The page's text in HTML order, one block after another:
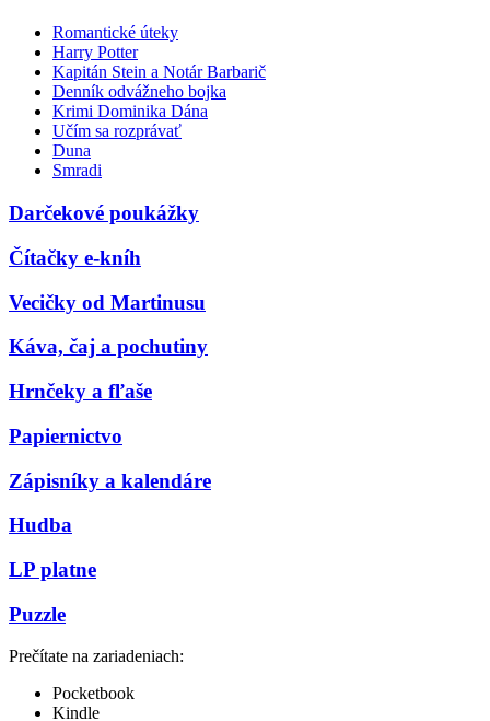
Romantické úteky
Harry Potter
Kapitán Stein a Notár Barbarič
Denník odvážneho bojka
Krimi Dominika Dána
Učím sa rozprávať
Duna
Smradi
Darčekové poukážky
Čítačky e-kníh
Vecičky od Martinusu
Káva, čaj a pochutiny
Hrnčeky a fľaše
Papiernictvo
Zápisníky a kalendáre
Hudba
LP platne
Puzzle
Prečítate na zariadeniach:
Pocketbook
Kindle